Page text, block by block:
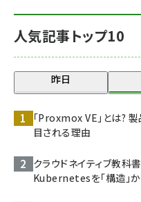
人気記事トップ10
昨日
「Proxmox VE」とは?
目される理由
クラウドネイティブ教科
Kubernetesを「構造」